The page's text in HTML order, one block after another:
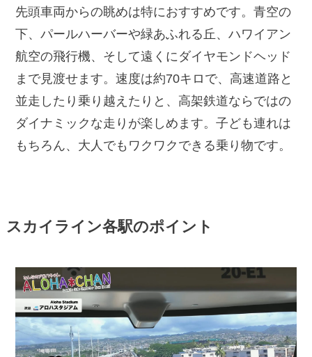
先頭車両からの眺めは特におすすめです。青空の
下、パールハーバーや緑あふれる丘、ハワイアン
航空の飛行機、そして遠くにダイヤモンドヘッド
まで見渡せます。速度は約70キロで、高速道路と
並走したり乗り越えたりと、高架鉄道ならではの
ダイナミックな走りが楽しめます。子ども連れは
もちろん、大人でもワクワクできる乗り物です。
スカイライン各駅のポイント